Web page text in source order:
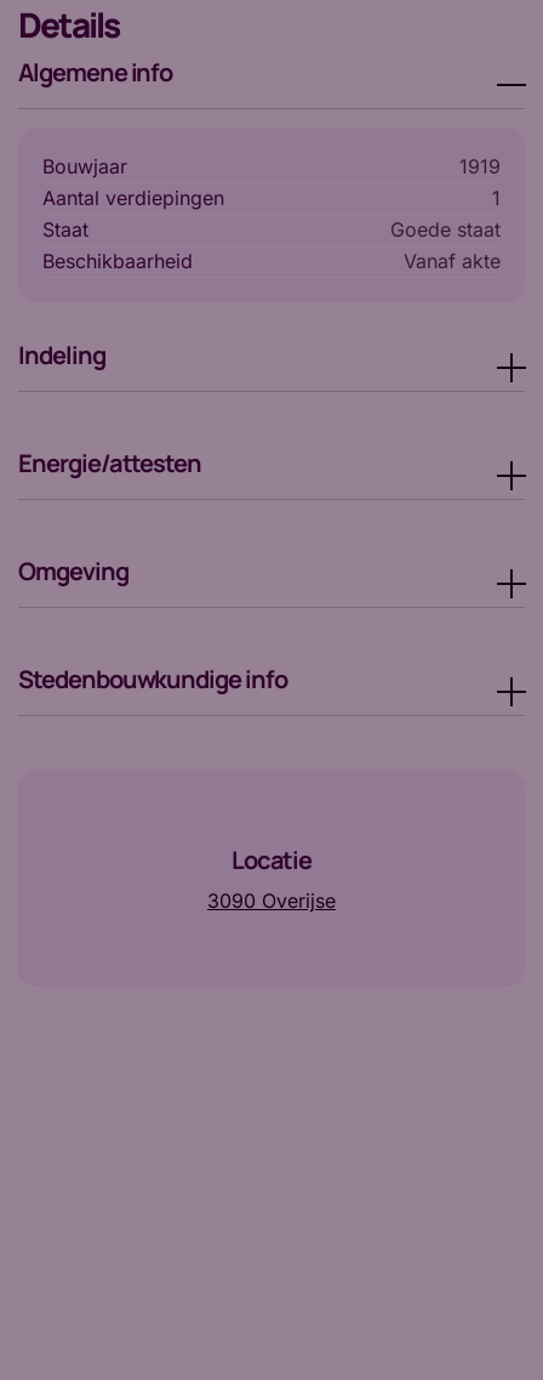
Details
Algemene info
Bouwjaar
1919
Aantal verdiepingen
1
Staat
Goede staat
Beschikbaarheid
vanaf akte
Indeling
Energie/attesten
Omgeving
Stedenbouwkundige info
Locatie
3090 Overijse